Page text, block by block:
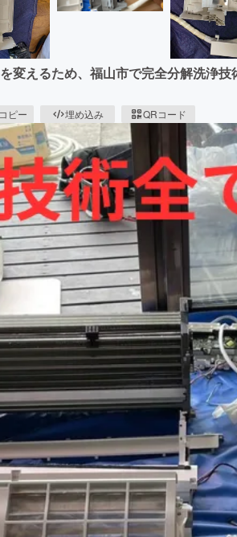
変えるため、福山市で完全分解洗浄技
ピー 埋め込み QRコード